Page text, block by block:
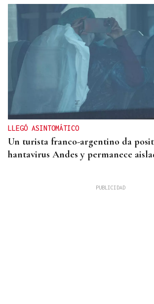
LLEGÓ ASINTOMÁTICO
Un turista franco-argentino da
hantavirus Andes y permanece